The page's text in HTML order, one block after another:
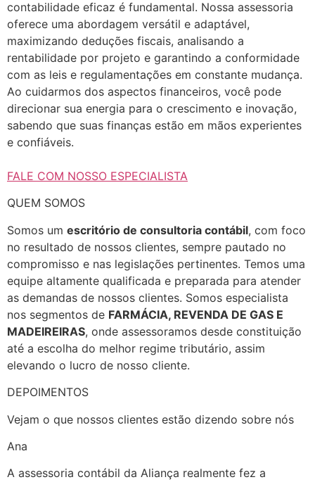
contabilidade eficaz é fundamental. Nossa assessoria
oferece uma abordagem versátil e adaptável,
maximizando deduções fiscais, analisando a
rentabilidade por projeto e garantindo a conformidade
com as leis e regulamentações em constante mudança.
Ao cuidarmos dos aspectos financeiros, você pode
direcionar sua energia para o crescimento e inovação,
sabendo que suas finanças estão em mãos experientes
e confiáveis.
FALE COM NOSSO ESPECIALISTA
QUEM SOMOS
Somos um escritório de consultoria contábil, com foco
no resultado de nossos clientes, sempre pautado no
compromisso e nas legislações pertinentes. Temos uma
equipe altamente qualificada e preparada para atender
as demandas de nossos clientes. Somos especialista
nos segmentos de FARMÁCIA, REVENDA DE GAS E
MADEIREIRAS, onde assessoramos desde constituição
até a escolha do melhor regime tributário, assim
elevando o lucro de nosso cliente.
DEPOIMENTOS
Vejam o que nossos clientes estão dizendo sobre nós
Ana
A assessoria contábil da Aliança realmente fez a